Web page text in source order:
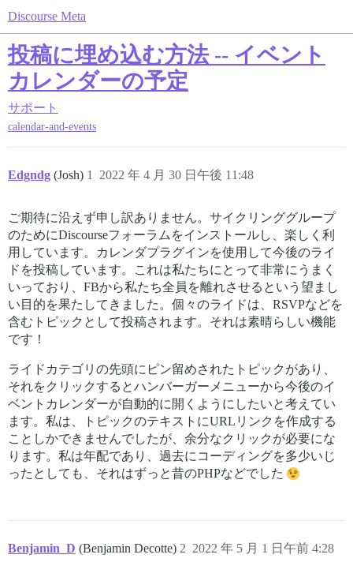
Discourse Meta
投稿に埋め込む方法 -- イベント
カレンダーの予定
サポート
calendar-and-events
Edgndg (Josh) 2022 年 4 月 30 日午後 11:48
1
ご期待に沿えず申し訳ありません。サイクリンググループ
のためにDiscourseフォーラムをインストールし、楽しく利
用しています。カレンダプラグインを使用して今後のライ
ドを投稿しています。これは私たちにとって非常にうまく
いっており、FBから私たち全員を離れさせるという望まし
い目的を果たしてきました。個々のライドは、RSVPなどを
含むトピックとして投稿されます。それは素晴らしい機能
です！
ライドカテゴリの先頭にピン留めされたトピックがあり、
それをクリックするとハンバーガーメニューから今後のイ
ベントカレンダーが自動的に開くようにしたいと考えてい
ます。私は、トピックのテキストにURLリンクを作成する
ことしかできませんでしたが、余分なクリックが必要にな
ります。私は年配であり、過去にコーディングを多少いじ
ったとしても、それはずっと昔のPHPなどでした
Benjamin_D (Benjamin Decotte) 2022 年 5 月 1 日午前 4:28
2